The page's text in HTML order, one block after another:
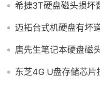
希捷3T硬盘磁头损坏
迈拓台式机硬盘有坏
唐先生笔记本硬盘磁
东芝4G U盘存储芯片